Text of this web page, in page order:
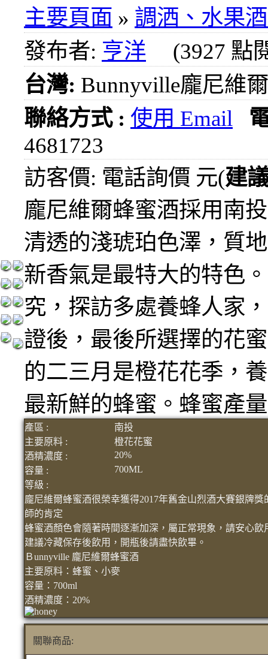
主要頁面 » 調洒、水果
發布者: 亨洋 (3927 點
台灣: Bunnyville龐尼維
聯絡方式 : 使用 Email
4681723
訪客價: 電話詢價 元(建
龐尼維爾蜂蜜酒採用南
清透的淺琥珀色澤，質
新香氣是最特大的特色
究，探訪多處養蜂人家
證後，最後所選擇的花
的二三月是橙花花季，
最新鮮的蜂蜜。蜂蜜產量
產區 :
南投
主要原料 :
橙花花蜜
酒精濃度 :
20%
容量 :
700ML
等級 :
龐尼維爾蜂蜜酒很榮幸獲得2017年舊金山烈酒大賽銀牌
師的肯定
蜂蜜酒顏色會隨著時間逐漸加深，屬正常現象，請安心飲
建議冷藏保存後飲用，開瓶後請盡快飲畢。
Ｂunnyville 龐尼維爾蜂蜜酒
主要原料：蜂蜜、小麥
容量：700ml
酒精濃度：20%
關聯商品: